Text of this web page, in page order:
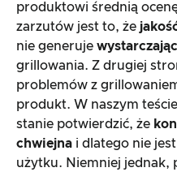
produktowi średnią
zarzutów jest to, że
nie generuje
grillowania. Z drugiej
problemów z
produkt. W naszym
stanie potwierdzić, że
chwiejna i dlatego nie
użytku. Niemniej jednak,